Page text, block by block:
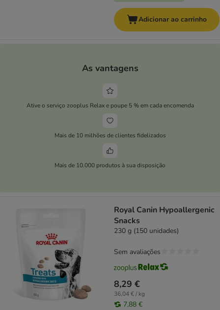
Adicionar ao carrinho
As vantagens
Ative o serviço zooplus Relax e poupe 5 % em cada encomenda
Mais de 10 milhões de clientes fidelizados
Mais de 10.000 produtos à sua disposição
Royal Canin Hypoallergenic
Snacks
230 g (150 unidades)
8,29 €
36,04 € / kg
7,88 €
Sem avaliações